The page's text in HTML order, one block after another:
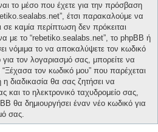
το μέσο που έχετε για την πρόσβαση
έτσι παρακαλούμε να
καμία περίπτωση δεν πρόκειται
με το “rebetiko.sealabs.net”, το phpBB ή
νόμιμα το να αποκαλύψετε τον κωδικό
τον λογαριασμό σας, μπορείτε να
“Ξέχασα τον κωδικό μου” που παρέχεται
διαδικασία θα σας ζητήσει να
και το ηλεκτρονικό ταχυδρομείο σας,
θα δημιουργήσει έναν νέο κωδικό για
σας.